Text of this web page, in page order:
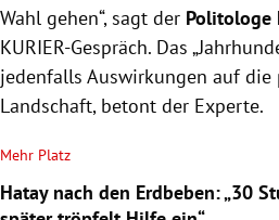
Wahl gehen“, sagt der Politologe
KURIER-Gespräch. Das
jedenfalls Auswirkungen auf
Landschaft, betont der Experte.
Mehr Platz
Hatay nach den Erdbeben: „30